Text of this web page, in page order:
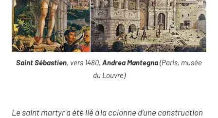
Saint Sébastien, vers 1480, Andrea Mantegna(Paris, musée
du Louvre)
Le saint martyr a été lié à la colonne d’une construction